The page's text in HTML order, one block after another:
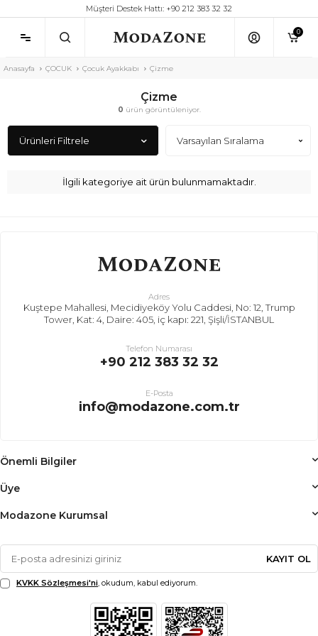
Müşteri Destek Hattı: +90 212 383 32 32
0
Anasayfa ÇOCUK Çocuk Ayakkabı Çizme
Çizme
0 ürün görüntüleniyor.
Ürünleri Filtrele
İlgili kategoriye ait ürün bulunmamaktadır.
Adres
Kuştepe Mahallesi, Mecidiyeköy Yolu Caddesi, No: 12, Trump
Tower, Kat: 4, Daire: 405, iç kapı: 221, Şişli/İSTANBUL
Telefon Numarası
+90 212 383 32 32
E-Posta
info@modazone.com.tr
Önemli Bilgiler
Üye
Modazone Kurumsal
KAYIT OL
KVKK Sözleşmesi'ni, okudum, kabul ediyorum.